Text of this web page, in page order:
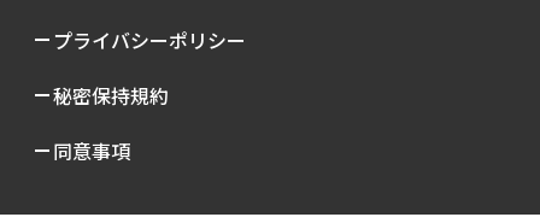
プライバシーポリシー
秘密保持規約
同意事項